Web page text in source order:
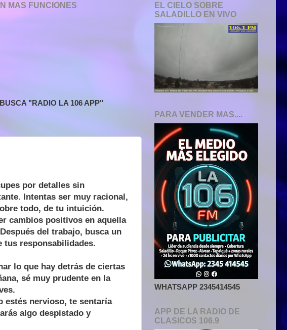
MAS FUNCIONES
"RADIO LA 106 APP"
por detalles sin
Intentas ser muy racional,
todo, de tu intuición.
cambios positivos en aquella
del trabajo, busca un
tus responsabilidades.
lo que hay detrás de ciertas
sé muy prudente en la
estés nervioso, te sentaría
algo despistado y
EL CIELO SOBRE
SALADILLO EN VIVO
PARA VENDER MAS....
WHATSAPP 2345414545
APP DE LA RADIO DE
CLASICOS 106.9